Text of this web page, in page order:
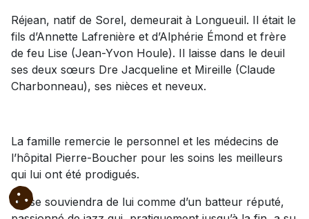
Réjean, natif de Sorel, demeurait à Longueuil. Il était le
fils d’Annette Lafrenière et d’Alphérie Émond et frère
de feu Lise (Jean-Yvon Houle). Il laisse dans le deuil
ses deux sœurs Dre Jacqueline et Mireille (Claude
Charbonneau), ses nièces et neveux.
La famille remercie le personnel et les médecins de
l’hôpital Pierre-Boucher pour les soins les meilleurs
qui lui ont été prodigués.
On se souviendra de lui comme d’un batteur réputé,